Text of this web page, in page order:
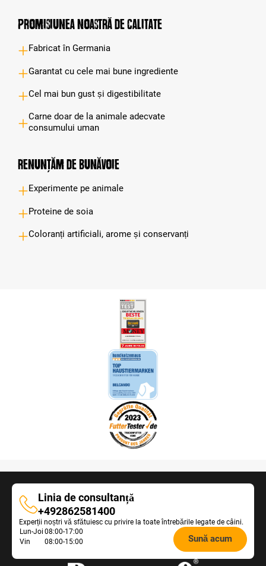
Promisiunea noastră de calitate
Fabricat în Germania
Garantat cu cele mai bune ingrediente
Cel mai bun gust și digestibilitate
Carne doar de la animale adecvate
consumului uman
Renunțăm de bunăvoie
Experimente pe animale
Proteine de soia
Coloranți artificiali, arome și conservanți
Linia de consultanță
Linia
de
consultanță
+492862581400
Experții noștri vă sfătuiesc cu privire la toate întrebările legate de câini.
Opening
Lun-Joi 08:00-17:00
Vin
08:00-15:00 Sună acum